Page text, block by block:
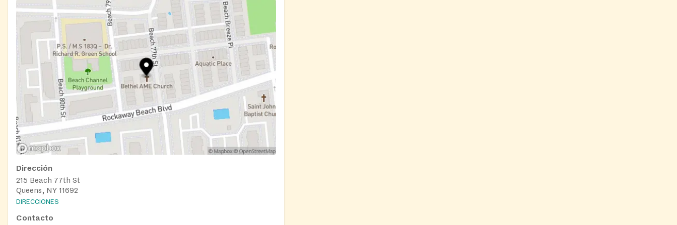
Dirección
215 Beach 77th St
Queens, NY 11692
DIRECCIONES
Contacto